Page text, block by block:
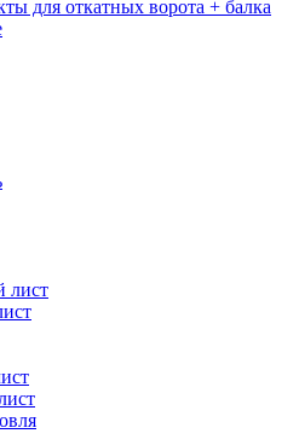
для откатных ворота + балка
лист